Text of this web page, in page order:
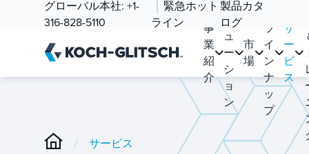
グローバル本社: +1-
316-828-5110
緊急ホット
ライン
製品カタ
ログ
事
業
紹
介
リ
ュ
ー
シ
ョ
ン
市
場
ラ
イ
ン
ナ
ッ
プ
サ
ー
ビ
ス
/ サービス